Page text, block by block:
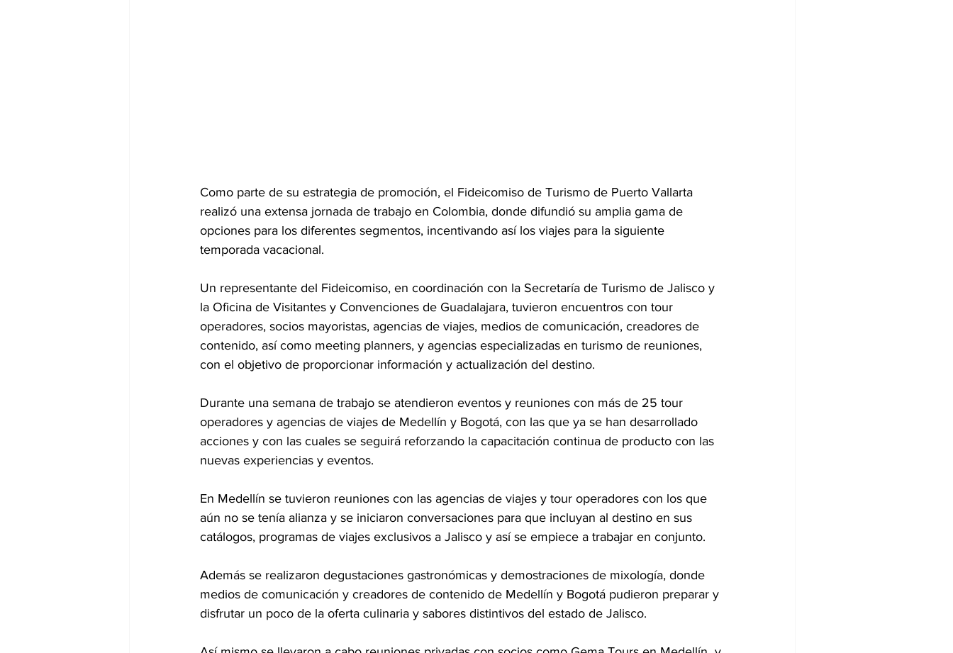
Como parte de su estrategia de promoción, el Fideicomiso de Turismo de Puerto Vallarta
realizó una extensa jornada de trabajo en Colombia, donde difundió su amplia gama de
opciones para los diferentes segmentos, incentivando así los viajes para la siguiente
temporada vacacional.
Un representante del Fideicomiso, en coordinación con la Secretaría de Turismo de Jalisco y
la Oficina de Visitantes y Convenciones de Guadalajara, tuvieron encuentros con tour
operadores, socios mayoristas, agencias de viajes, medios de comunicación, creadores de
contenido, así como meeting planners, y agencias especializadas en turismo de reuniones,
con el objetivo de proporcionar información y actualización del destino.
Durante una semana de trabajo se atendieron eventos y reuniones con más de 25 tour
operadores y agencias de viajes de Medellín y Bogotá, con las que ya se han desarrollado
acciones y con las cuales se seguirá reforzando la capacitación continua de producto con las
nuevas experiencias y eventos.
En Medellín se tuvieron reuniones con las agencias de viajes y tour operadores con los que
aún no se tenía alianza y se iniciaron conversaciones para que incluyan al destino en sus
catálogos, programas de viajes exclusivos a Jalisco y así se empiece a trabajar en conjunto.
Además se realizaron degustaciones gastronómicas y demostraciones de mixología, donde
medios de comunicación y creadores de contenido de Medellín y Bogotá pudieron preparar y
disfrutar un poco de la oferta culinaria y sabores distintivos del estado de Jalisco.